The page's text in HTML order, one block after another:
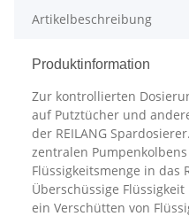
Artikelbeschreibung
Produktinformation
Zur kontrollierten
auf Putztücher und
der REILANG
zentralen
Flüssigkeitsmenge in das
Überschüssige
ein Verschütten von